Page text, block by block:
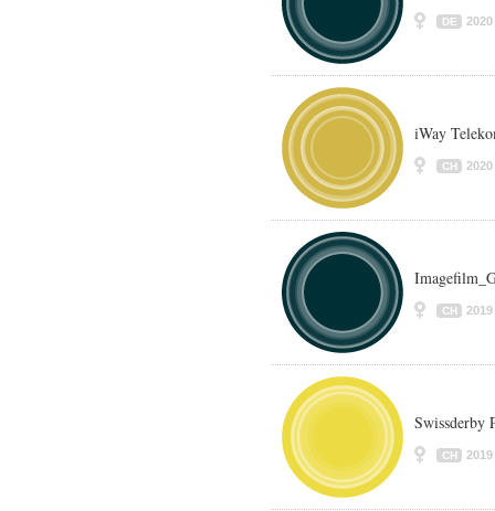
DE 2020
iWay
CH 2020
CH 2019
Swissderby
CH 2019